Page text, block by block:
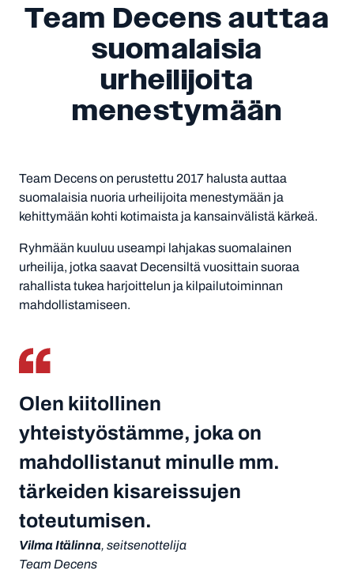
Team Decens auttaa
suomalaisia
urheilijoita
menestymään
Team Decens on perustettu 2017 halusta auttaa
suomalaisia nuoria urheilijoita menestymään ja
kehittymään kohti kotimaista ja kansainvälistä kärkeä.
Ryhmään kuuluu useampi lahjakas suomalainen
urheilija, jotka saavat Decensiltä vuosittain suoraa
rahallista tukea harjoittelun ja kilpailutoiminnan
mahdollistamiseen.
Olen kiitollinen
yhteistyöstämme, joka on
mahdollistanut minulle mm.
tärkeiden kisareissujen
toteutumisen.
Vilma Itälinna, seitsenottelija
Team Decens